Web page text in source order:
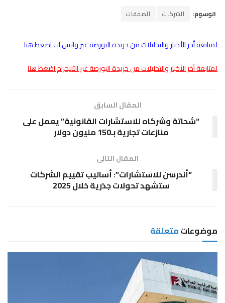
الوسوم: الشركات الصفقات
لمتابعة أخر الأخبار والتحليلات من جريدة البورصة عبر واتس اب اضغط هنا
لمتابعة أخر الأخبار والتحليلات من جريدة البورصة عبر التليجرام اضغط هنا
المقال السابق
“شحاتة وشركاه للاستشارات القانونية” يعمل على
منازعات تجارية بـ150 مليون دولار
المقال التالى
“أندرسن للاستشارات”: أساليب تقييم الشركات
ستشهد تحولات جذرية خلال 2025
موضوعاتمتعلقة